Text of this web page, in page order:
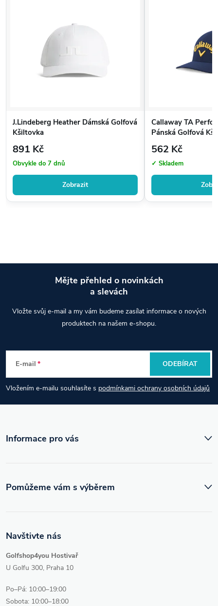
J.Lindeberg Heather Dámská Golfová
Kšiltovka
891 Kč
Obvykle do 7 dnů
Zobrazit
Callaway TA
Pánská Golfová
562 Kč
✓ Skladem
p
a
t
Mějte přehled o novinkách
a slevách
Vložte svůj e-mail a my vám budeme zasílat informace o nových
produktech na našem e-shopu.
E-mail
Vložením e-mailu souhlasíte s podmínkami ochrany osobních údajů
ODEBÍRAT
Informace pro vás
Navštivte nás
Golfshop4you Hostivař
U Golfu 300, Praha 10
Po–Pá: 10:00–19:00
Sobota: 10:00–18:00
Pomůžeme vám s výběrem